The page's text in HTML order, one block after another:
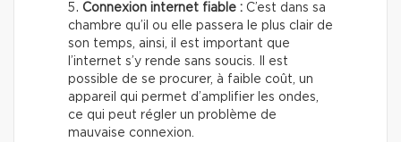
Connexion internet fiable : C’est dans sa
chambre qu’il ou elle passera le plus clair de
son temps, ainsi, il est important que
l’internet s’y rende sans soucis. Il est
possible de se procurer, à faible coût, un
appareil qui permet d’amplifier les ondes,
ce qui peut régler un problème de
mauvaise connexion.